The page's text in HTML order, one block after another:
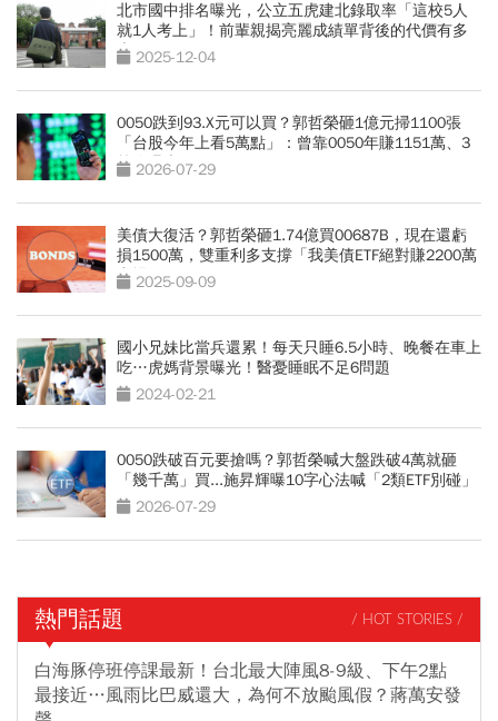
北市國中排名曝光，公立五虎建北錄取率「這校5人
就1人考上」！前輩親揭亮麗成績單背後的代價有多
大 2025-12-04
0050跌到93.X元可以買？郭哲榮砸1億元掃1100張
「台股今年上看5萬點」：曾靠0050年賺1151萬、3
策略曝光
2026-07-29
美債大復活？郭哲榮砸1.74億買00687B，現在還虧
損1500萬，雙重利多支撐「我美債ETF絕對賺2200萬
出場」
2025-09-09
國小兄妹比當兵還累！每天只睡6.5小時、晚餐在車上
吃…虎媽背景曝光！醫憂睡眠不足6問題
2024-02-21
0050跌破百元要搶嗎？郭哲榮喊大盤跌破4萬就砸
「幾千萬」買...施昇輝曝10字心法喊「2類ETF別碰」
2026-07-29
熱門話題 / HOT STORIES /
白海豚停班停課最新！台北最大陣風8-9級、下午2點
最接近…風雨比巴威還大，為何不放颱風假？蔣萬安發